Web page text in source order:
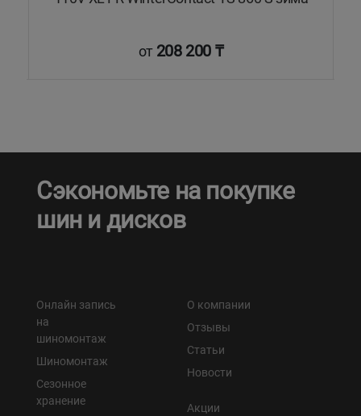
от 208 200 ₸
Сэкономьте на покупке
шин и дисков
Онлайн запись
на
шиномонтаж
Шиномонтаж
Сезонное
хранение
О компании
Отзывы
Статьи
Новости
Акции